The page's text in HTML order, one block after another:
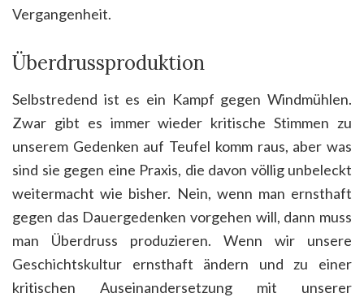
Vergangenheit.
Überdrussproduktion
Selbstredend ist es ein Kampf gegen Windmühlen.
Zwar gibt es immer wieder kritische Stimmen zu
unserem Gedenken auf Teufel komm raus, aber was
sind sie gegen eine Praxis, die davon völlig unbeleckt
weitermacht wie bisher. Nein, wenn man ernsthaft
gegen das Dauergedenken vorgehen will, dann muss
man Überdruss produzieren. Wenn wir unsere
Geschichtskultur ernsthaft ändern und zu einer
kritischen Auseinandersetzung mit unserer